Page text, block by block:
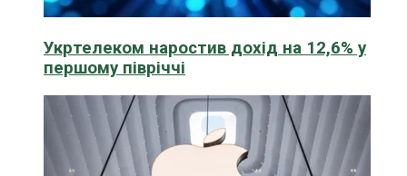
Укртелеком наростив дохід на 12,6% у
першому півріччі